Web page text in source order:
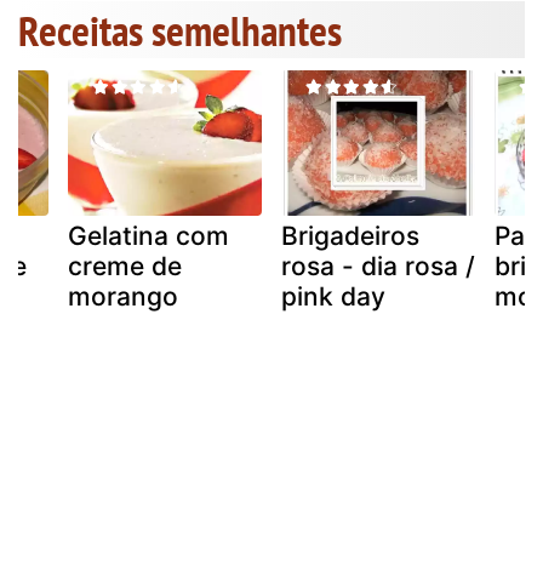
Receitas semelhantes
Gelatina com
creme de
morango
Brigadeiros
rosa - dia rosa /
pink day